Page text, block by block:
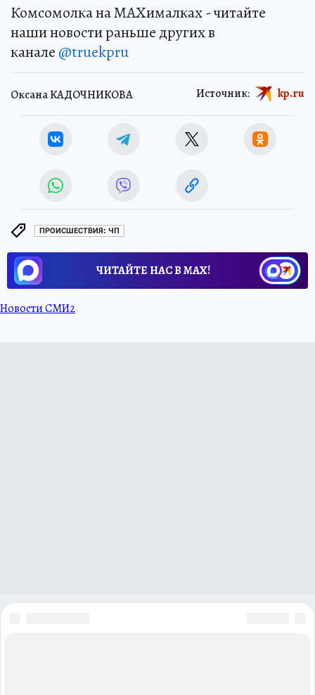
Комсомолка на MAXималках - читайте
наши новости раньше других в
канале @truekpru
Оксана КАДОЧНИКОВА Источник: kp.ru
ПРОИСШЕСТВИЯ: ЧП
ЧИТАЙТЕ НАС В МАХ!
Новости СМИ2